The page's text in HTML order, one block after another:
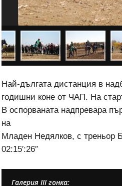
Най-дългата дистанция в
годишни коне от ЧАП. На
В оспорваната надпревара
на
Младен Недялков, с треньор
02:15′:26″
Галерия III гонка: